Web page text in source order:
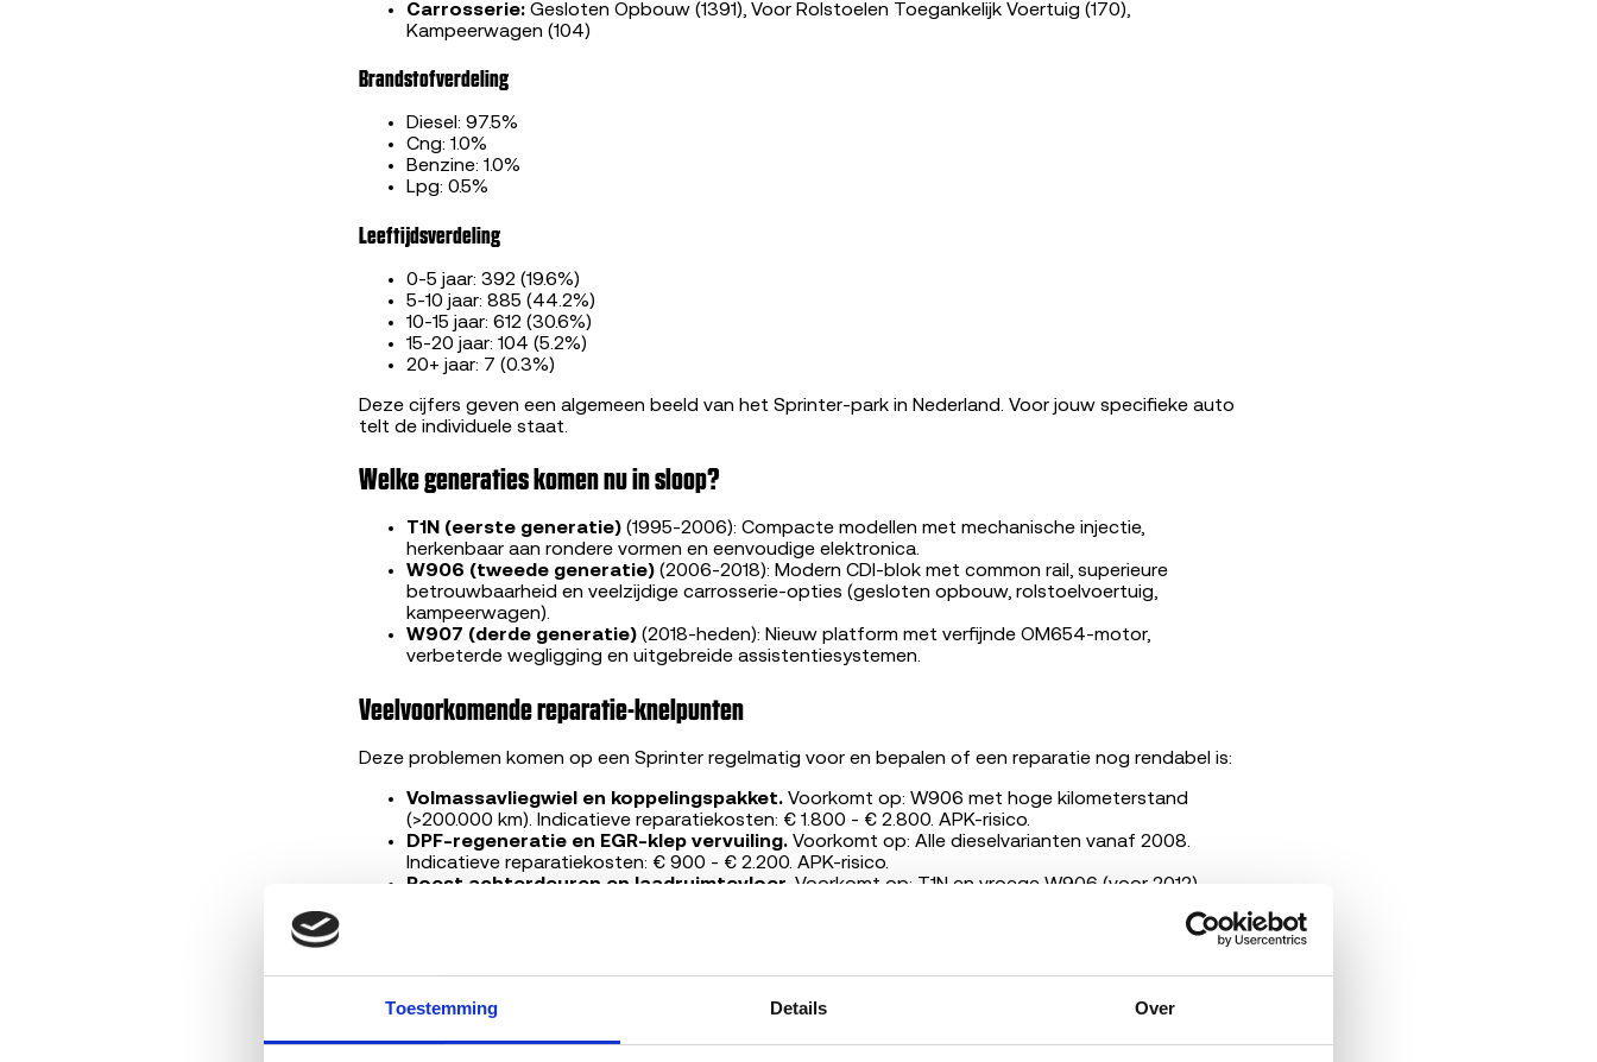
Toestemming Details Over
Carrosserie: Gesloten Opbouw (1391), Voor Rolstoelen Toegankelijk Voertuig (170),
Kampeerwagen (104)
Brandstofverdeling
Diesel: 97.5%
Cng: 1.0%
Benzine: 1.0%
Lpg: 0.5%
Leeftijdsverdeling
0-5 jaar: 392 (19.6%)
5-10 jaar: 885 (44.2%)
10-15 jaar: 612 (30.6%)
15-20 jaar: 104 (5.2%)
20+ jaar: 7 (0.3%)
Deze cijfers geven een algemeen beeld van het Sprinter-park in Nederland. Voor jouw specifieke auto
telt de individuele staat.
Welke generaties komen nu in sloop?
T1N (eerste generatie) (1995-2006): Compacte modellen met mechanische injectie,
herkenbaar aan rondere vormen en eenvoudige elektronica.
W906 (tweede generatie) (2006-2018): Modern CDI-blok met common rail, superieure
betrouwbaarheid en veelzijdige carrosserie-opties (gesloten opbouw, rolstoelvoertuig,
kampeerwagen).
W907 (derde generatie) (2018-heden): Nieuw platform met verfijnde OM654-motor,
verbeterde wegligging en uitgebreide assistentiesystemen.
Veelvoorkomende reparatie-knelpunten
Deze problemen komen op een Sprinter regelmatig voor en bepalen of een reparatie nog rendabel is:
Volmassavliegwiel en koppelingspakket. Voorkomt op: W906 met hoge kilometerstand
(>200.000 km). Indicatieve reparatiekosten: € 1.800 - € 2.800. APK-risico.
DPF-regeneratie en EGR-klep vervuiling. Voorkomt op: Alle dieselvarianten vanaf 2008.
Indicatieve reparatiekosten: € 900 - € 2.200. APK-risico.
Roest achterdeuren en laadruimtevloer. Voorkomt op: T1N en vroege W906 (voor 2012).
Repareren of verkopen?
Bij een Sprinter met kilometerstand boven 250.000 km wegen reparaties aan koppeling, DPF of turbo